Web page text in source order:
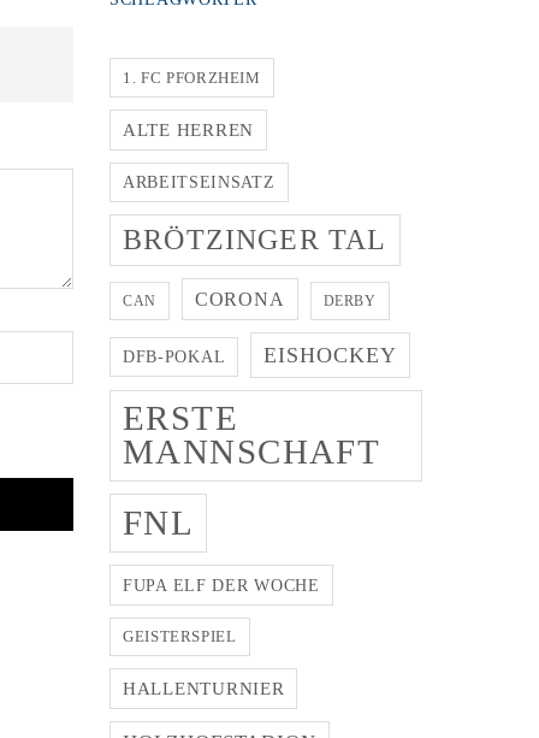
1. FC PFORZHEIM
ALTE HERREN
ARBEITSEINSATZ
BRÖTZINGER TAL
CAN CORONA DERBY
DFB-POKAL EISHOCKEY
ERSTE
MANNSCHAFT
FNL
FUPA ELF DER WOCHE
GEISTERSPIEL
HALLENTURNIER